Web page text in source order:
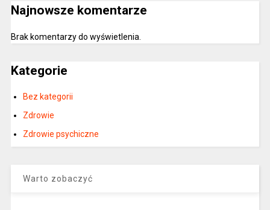
Najnowsze komentarze
Brak komentarzy do wyświetlenia.
Kategorie
Bez kategorii
Zdrowie
Zdrowie psychiczne
Warto zobaczyć